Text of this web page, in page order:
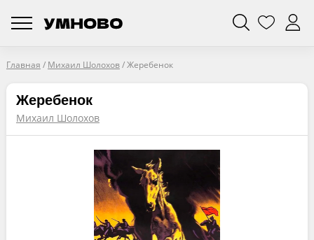
Главная / Михаил Шолохов/Жеребенок
Жеребенок
Михаил Шолохов